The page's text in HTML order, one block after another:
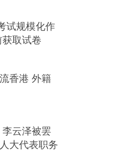
试规模化作
取试卷
香港 外籍
云泽被罢
大代表职务